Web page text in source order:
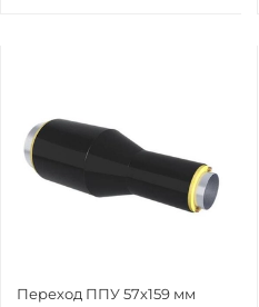
Переход ППУ 57х159 мм